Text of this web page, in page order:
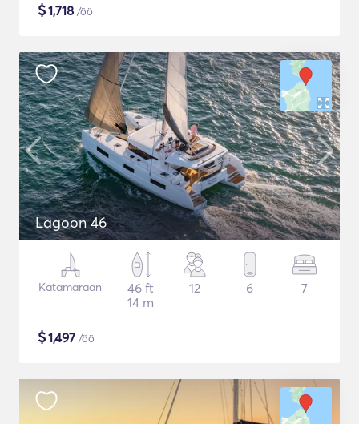
$1,718 /öö
Lagoon 46
Katamaraan
46 ft
14 m
12 6 7
$1,497 /öö